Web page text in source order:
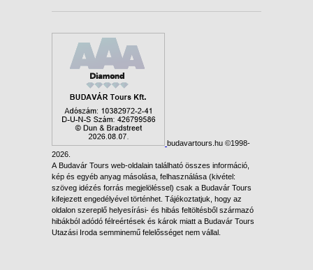
budavartours.hu ©1998-
2026.
A Budavár Tours web-oldalain található összes információ,
kép és egyéb anyag másolása, felhasználása (kivétel:
szöveg idézés forrás megjelöléssel) csak a Budavár Tours
kifejezett engedélyével történhet. Tájékoztatjuk, hogy az
oldalon szereplő helyesírási- és hibás feltöltésből származó
hibákból adódó félreértések és károk miatt a Budavár Tours
Utazási Iroda semminemű felelősséget nem vállal.